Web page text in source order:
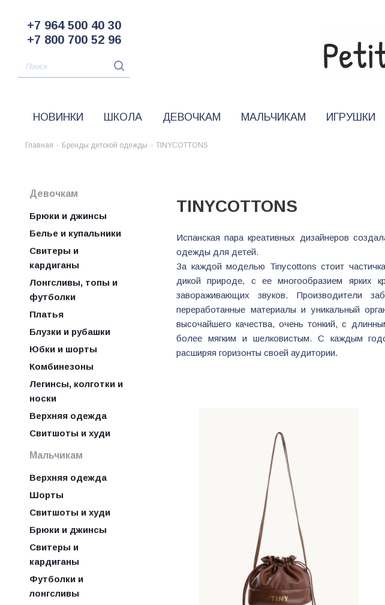
+7 964 500 40 30
+7 800 700 52 96
НОВИНКИ ШКОЛА ДЕВОЧКАМ МАЛЬЧИКАМ ИГРУШКИ
Главная - Бренды детской одежды - TINYCOTTONS
TINYCOTTONS
Испанская пара креативных дизайнеров
одежды для детей.
За каждой моделью Tinyсottons стоит
дикой природе, с ее многообразием ярких
завораживающих звуков. Производители
переработанные материалы и уникальный
высочайшего качества, очень тонкий, с
более мягким и шелковистым. С каждым
расширяя горизонты своей аудитории.
Девочкам
Брюки и джинсы
Белье и купальники
Свитеры и
кардиганы
Лонгсливы, топы и
футболки
Платья
Блузки и рубашки
Юбки и шорты
Комбинезоны
Легинсы, колготки и
носки
Верхняя одежда
Свитшоты и худи
Мальчикам
Верхняя одежда
Шорты
Свитшоты и худи
Брюки и джинсы
Свитеры и
кардиганы
Футболки и
лонгсливы